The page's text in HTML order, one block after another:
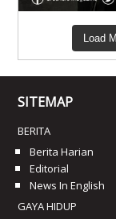
Load
SITEMAP
BERITA
Berita Harian
Editorial
News In English
GAYA HIDUP